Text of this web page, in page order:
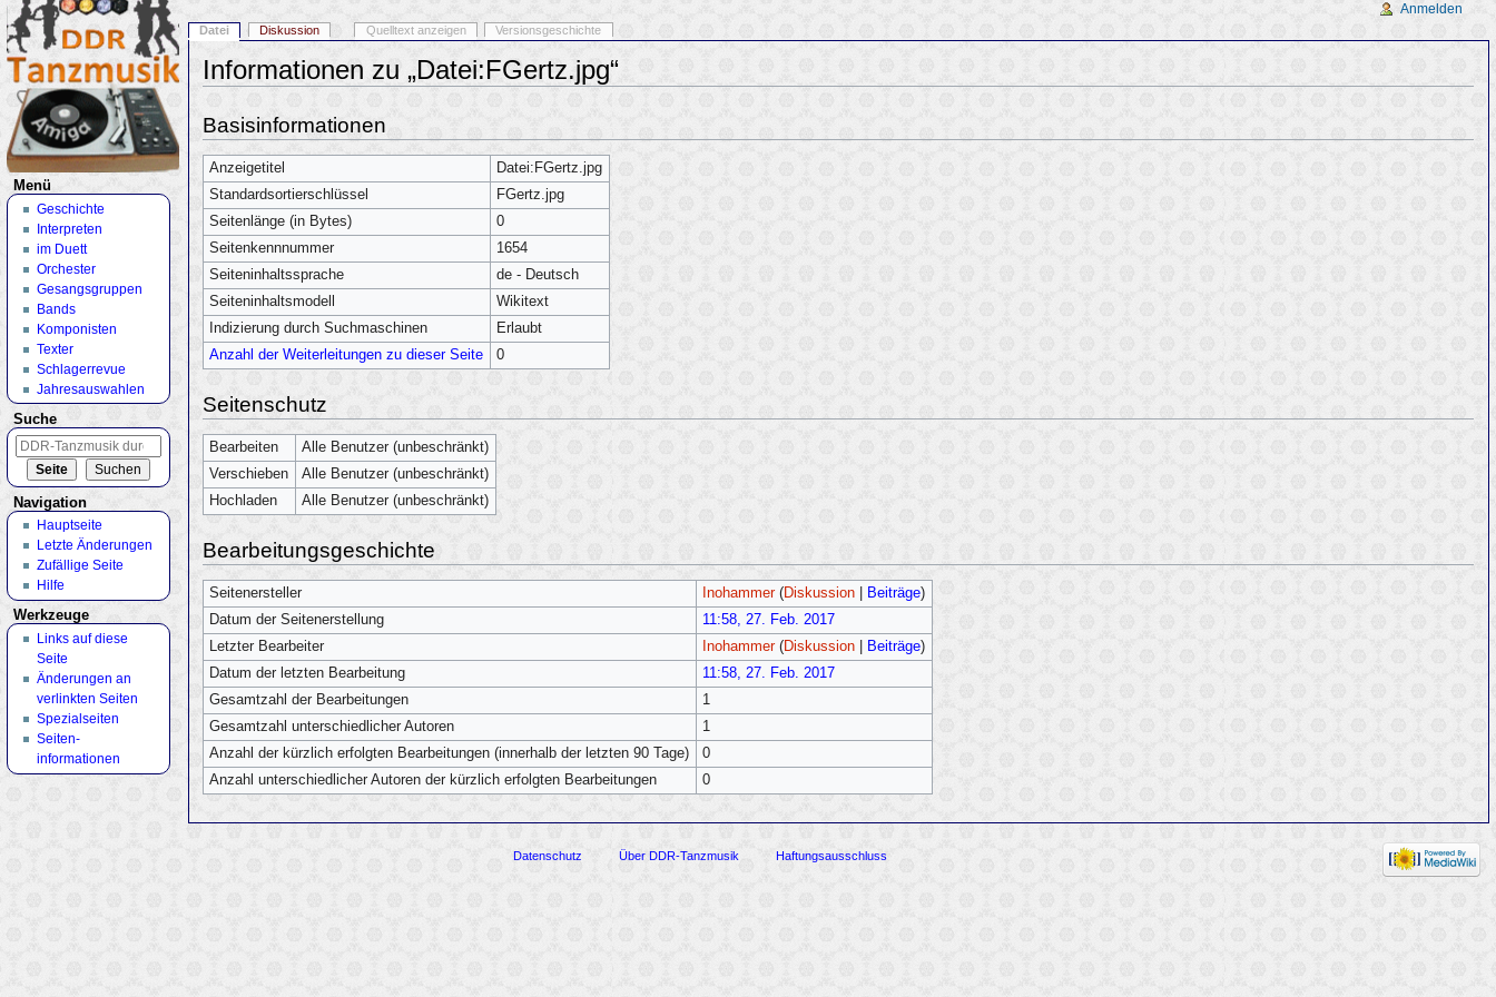
Informationen zu „Datei:FGertz.jpg“
Basisinformationen
Anzeigetitel
Datei:FGertz.jpg
Standardsortierschlüssel
FGertz.jpg
Seitenlänge (in Bytes)
0
Seitenkennnummer
1654
Seiteninhaltssprache
de - Deutsch
Seiteninhaltsmodell
Wikitext
Indizierung durch Suchmaschinen
Erlaubt
Anzahl der Weiterleitungen zu dieser Seite
0
Seitenschutz
Bearbeiten
Alle Benutzer (unbeschränkt)
Verschieben
Alle Benutzer (unbeschränkt)
Hochladen
Alle Benutzer (unbeschränkt)
Bearbeitungsgeschichte
Seitenersteller Inohammer (Diskussion Beiträge)
Datum der Seitenerstellung
11:58, 27. Feb. 2017
Letzter Bearbeiter
Inohammer (Diskussion Beiträge)
Datum der letzten Bearbeitung
11:58, 27. Feb. 2017
Gesamtzahl der Bearbeitungen
1
Gesamtzahl unterschiedlicher Autoren
1
Anzahl der kürzlich erfolgten Bearbeitungen (innerhalb der letzten 90 Tage)
0
Anzahl unterschiedlicher Autoren der kürzlich erfolgten Bearbeitungen
0
Datei Diskussion Quelltext anzeigen Versionsgeschichte
Anmelden
Menü
Geschichte
Interpreten
im Duett
Orchester
Gesangsgruppen
Bands
Komponisten
Texter
Schlagerrevue
Jahresauswahlen
Suche
Navigation
Hauptseite
Letzte Änderungen
Zufällige Seite
Hilfe
Werkzeuge
Links auf diese
Seite
Änderungen an
verlinkten Seiten
Spezialseiten
Seiten­
informationen
Datenschutz Über DDR-Tanzmusik Haftungsausschluss